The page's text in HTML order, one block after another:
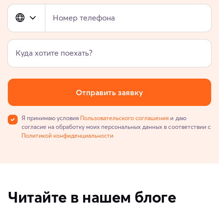
Номер телефона
Куда хотите поехать?
Отправить заявку
Я принимаю условия Пользовательского соглашения и даю
согласие на обработку моих персональных данных в соответствии с
Политикой конфиденциальности
Читайте в нашем блоге